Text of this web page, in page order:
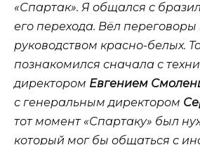
«Спартак». Я общался с
его перехода. Вёл переговоры
руководством красно-белых.
познакомился сначала с
директором Евгением
с генеральным директором
тот момент «Спартаку» был
который мог бы общаться с